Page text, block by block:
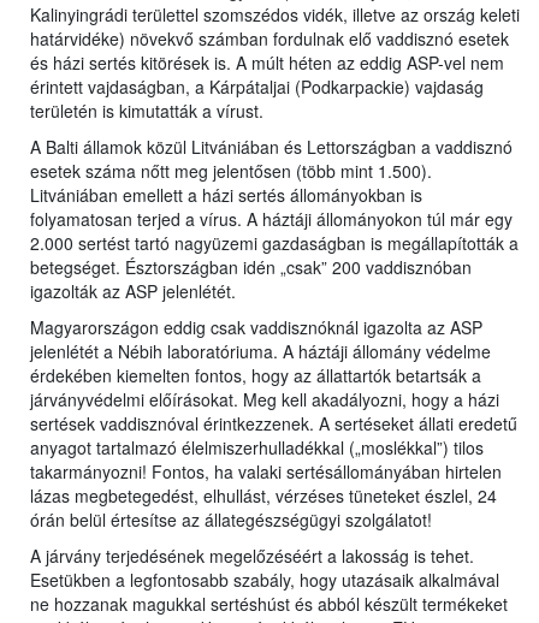
Kalinyingrádi területtel szomszédos vidék, illetve az ország keleti
határvidéke) növekvő számban fordulnak elő vaddisznó esetek
és házi sertés kitörések is. A múlt héten az eddig ASP-vel nem
érintett vajdaságban, a Kárpátaljai (Podkarpackie) vajdaság
területén is kimutatták a vírust.
A Balti államok közül Litvániában és Lettországban a vaddisznó
esetek száma nőtt meg jelentősen (több mint 1.500).
Litvániában emellett a házi sertés állományokban is
folyamatosan terjed a vírus. A háztáji állományokon túl már egy
2.000 sertést tartó nagyüzemi gazdaságban is megállapították a
betegséget. Észtországban idén „csak” 200 vaddisznóban
igazolták az ASP jelenlétét.
Magyarországon eddig csak vaddisznóknál igazolta az ASP
jelenlétét a Nébih laboratóriuma. A háztáji állomány védelme
érdekében kiemelten fontos, hogy az állattartók betartsák a
járványvédelmi előírásokat. Meg kell akadályozni, hogy a házi
sertések vaddisznóval érintkezzenek. A sertéseket állati eredetű
anyagot tartalmazó élelmiszerhulladékkal („moslékkal”) tilos
takarmányozni! Fontos, ha valaki sertésállományában hirtelen
lázas megbetegedést, elhullást, vérzéses tüneteket észlel, 24
órán belül értesítse az állategészségügyi szolgálatot!
A járvány terjedésének megelőzéséért a lakosság is tehet.
Esetükben a legfontosabb szabály, hogy utazásaik alkalmával
ne hozzanak magukkal sertéshúst és abból készült termékeket